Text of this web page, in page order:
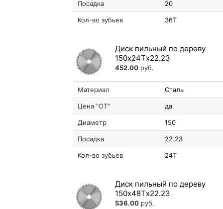
Посадка 20
Кол-во зубьев 36T
Диск пильный по дереву
150х24Tх22.23
452.00 руб.
Материал Сталь
Цена "ОТ" да
Диаметр 150
Посадка 22.23
Кол-во зубьев 24T
Диск пильный по дереву
150х48Tх22.23
536.00 руб.